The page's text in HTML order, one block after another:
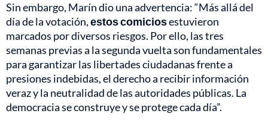
Sin embargo, Marín dio una advertencia: “Más allá del
día de la votación,estos comiciosestuvieron
marcados por diversos riesgos. Por ello, las tres
semanas previas a la segunda vuelta son fundamentales
para garantizar las libertades ciudadanas frente a
presiones indebidas, el derecho a recibir información
veraz y la neutralidad de las autoridades públicas. La
democracia se construye y se protege cada día”.